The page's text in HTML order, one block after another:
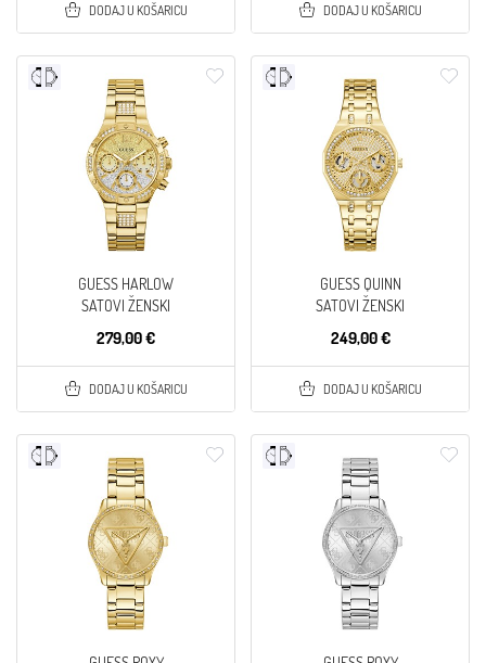
DODAJ U KOŠARICU DODAJ U KOŠARICU
GUESS HARLOW
SATOVI ŽENSKI
279,00 €
DODAJ U KOŠARICU
GUESS QUINN
SATOVI ŽENSKI
249,00 €
DODAJ U KOŠARICU